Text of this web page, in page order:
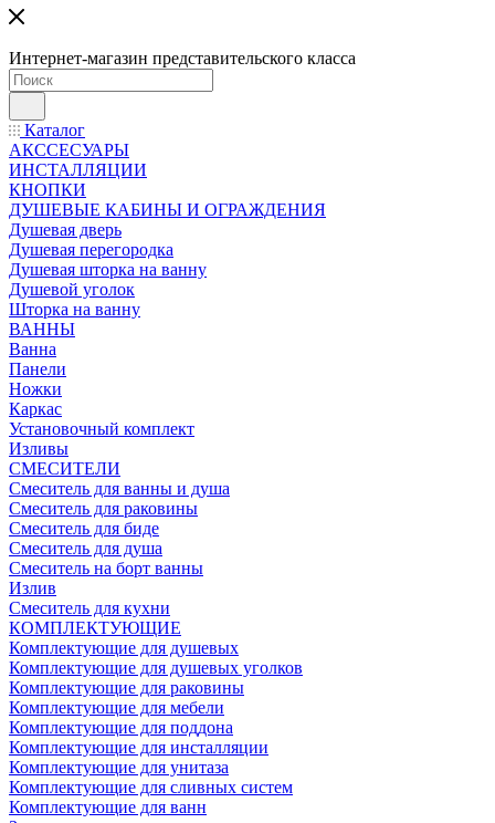
Интернет-магазин представительского класса
Каталог
АКССЕСУАРЫ
ИНСТАЛЛЯЦИИ
КНОПКИ
ДУШЕВЫЕ КАБИНЫ И ОГРАЖДЕНИЯ
Душевая дверь
Душевая перегородка
Душевая шторка на ванну
Душевой уголок
Шторка на ванну
ВАННЫ
Ванна
Панели
Ножки
Каркас
Установочный комплект
Изливы
СМЕСИТЕЛИ
Смеситель для ванны и душа
Смеситель для раковины
Смеситель для биде
Смеситель для душа
Смеситель на борт ванны
Излив
Смеситель для кухни
КОМПЛЕКТУЮЩИЕ
Комплектующие для душевых
Комплектующие для душевых уголков
Комплектующие для раковины
Комплектующие для мебели
Комплектующие для поддона
Комплектующие для инсталляции
Комплектующие для унитаза
Комплектующие для сливных систем
Комплектующие для ванн